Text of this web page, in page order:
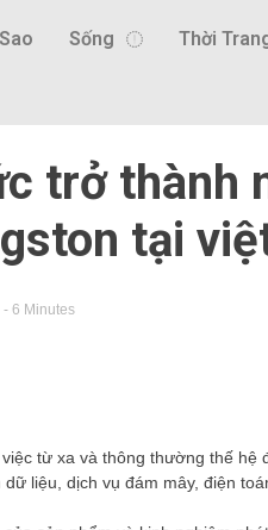
Sao Sống Thời
trở thành
tại
- 6 Minutes
từ xa và thông thường thế
liệu, dịch vụ đám mây, điện